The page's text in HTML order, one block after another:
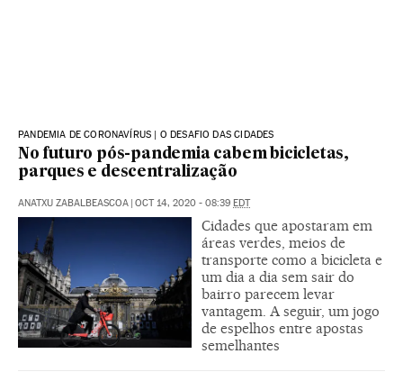
PANDEMIA DE CORONAVÍRUS | O DESAFIO DAS CIDADES
No futuro pós-pandemia cabem bicicletas,
parques e descentralização
ANATXU ZABALBEASCOA | OCT 14, 2020 - 08:39 EDT
Cidades que apostaram em
áreas verdes, meios de
transporte como a bicicleta e
um dia a dia sem sair do
bairro parecem levar
vantagem. A seguir, um jogo
de espelhos entre apostas
semelhantes